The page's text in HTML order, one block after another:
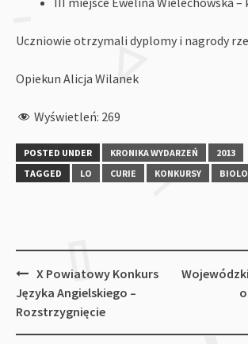
Uczniowie otrzymali dyplomy i nagrody
Opiekun Alicja Wilanek
Wyświetleń: 269
POSTED UNDER KRONIKA WYDARZEŃ
2013
TAGGED
LO CURIE KONKURSY
Post
navigation
X Powiatowy Konkurs
Języka Angielskiego –
Rozstrzygnięcie